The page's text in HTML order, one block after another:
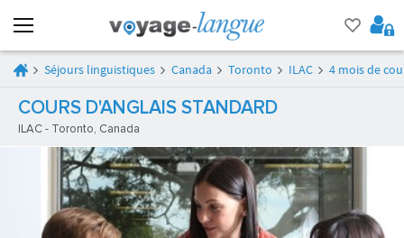
Séjours linguistiques Canada Toronto ILAC 4 mois de
COURS D'ANGLAIS STANDARD
ILAC - Toronto, Canada